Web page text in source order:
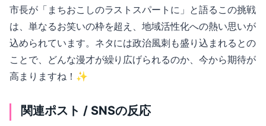
市長が「まちおこしのラストスパートに」と語るこの挑戦
は、単なるお笑いの枠を超え、地域活性化への熱い思いが
込められています。ネタには政治風刺も盛り込まれるとの
ことで、どんな漫才が繰り広げられるのか、今から期待が
高まりますね！✨
関連ポスト / SNSの反応